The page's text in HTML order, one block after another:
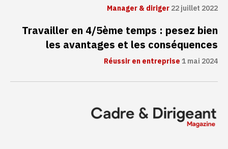
Manager & diriger22 juillet 2022
Travailler en 4/5ème temps : pesez bien
les avantages et les conséquences
Réussir en entreprise1 mai 2024